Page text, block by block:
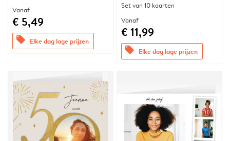
Vanaf
€ 5,49
offers Elke dag lage prijzen
Set van 10 kaarten
Vanaf
€ 11,99
offers Elke dag lage prijzen